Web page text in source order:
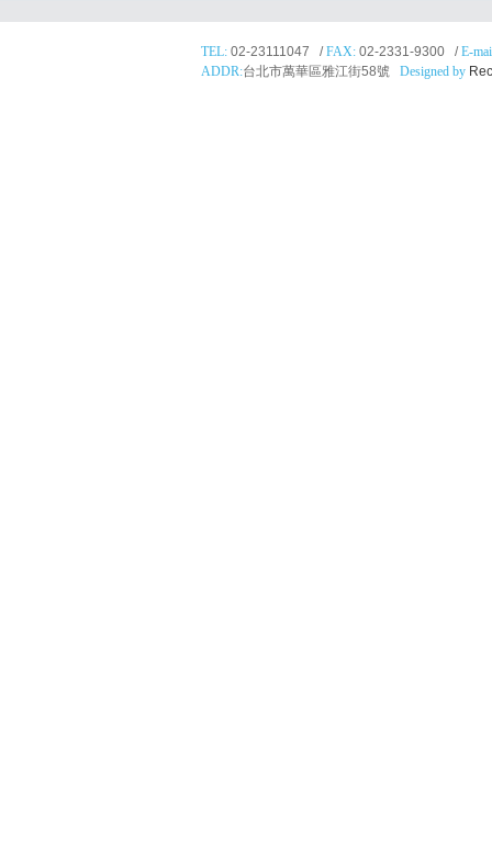
TEL: 02-23111047 /FAX: 02-2331-9300 /E-
ADDR:台北市萬華區雅江街58號 Designed by